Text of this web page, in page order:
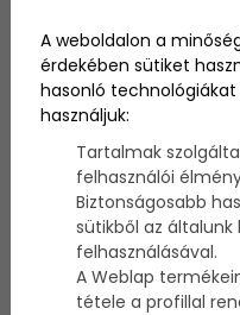
Videós
Itt találhatók a
televíziózás téma
Kellemes böngészést
információk, cikkek
További
A weboldalon a
érdekében sütiket
hasonló
használjuk:
Tartalmak
felhasználói
Biztonságosabb
sütikből az
felhasználásával.
A Weblap
tétele a profillal